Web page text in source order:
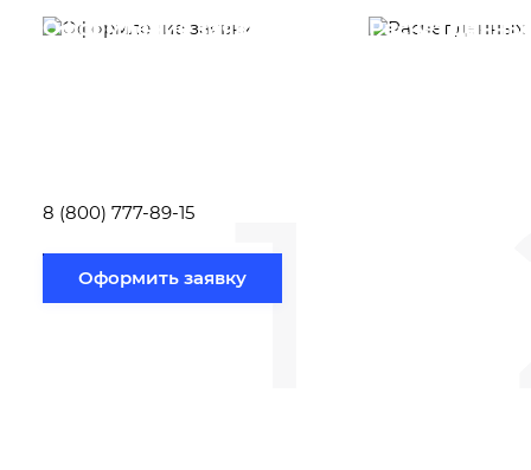
1
Оформление заявки
8 (800) 777-89-15
Оформить заявку
Расчет